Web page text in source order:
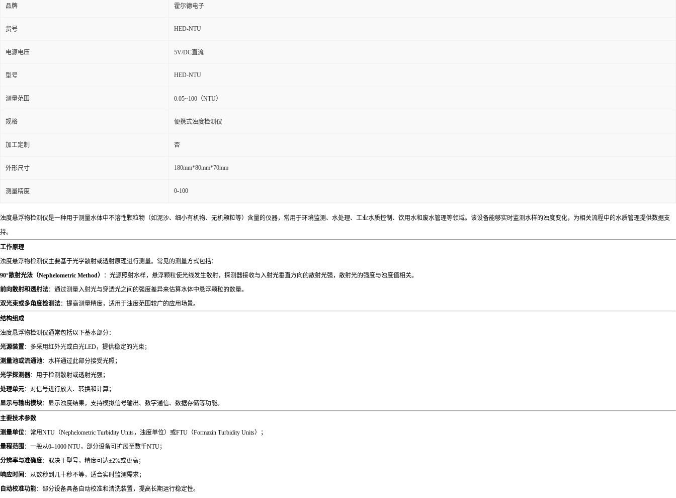
品牌 霍尔德电子
货号 HED-NTU
电源电压 5V/DC直流
型号 HED-NTU
测量范围 0.05~100（NTU）
规格 便携式浊度检测仪
加工定制 否
外形尺寸 180mm*80mm*70mm
测量精度 0-100
浊度悬浮物检测仪是一种用于测量水体中不溶性颗粒物（如泥沙、细小有机物、无机颗粒等）含量的仪器，常用于环境监测、水处理、工业水质控制、饮用水和废水管理等领域。该设备能够实时监测水样的浊度变化，为相关流程中的水质管理提供数据支
持。
工作原理
浊度悬浮物检测仪主要基于光学散射或透射原理进行测量。常见的测量方式包括：
90°散射光法（Nephelometric Method）
：光源照射水样，悬浮颗粒使光线发生散射，探测器接收与入射光垂直方向的散射光强，散射光的强度与浊度值相关。
前向散射和透射法：通过测量入射光与穿透光之间的强度差异来估算水体中悬浮颗粒的数量。
双光束或多角度检测法：提高测量精度，适用于浊度范围较广的应用场景。
结构组成
浊度悬浮物检测仪通常包括以下基本部分：
光源装置：多采用红外光或白光LED，提供稳定的光束；
测量池或流通池：水样通过此部分接受光照；
光学探测器：用于检测散射或透射光强；
处理单元：对信号进行放大、转换和计算；
显示与输出模块：显示浊度结果，支持模拟信号输出、数字通信、数据存储等功能。
主要技术参数
测量单位：常用NTU（Nephelometric Turbidity Units，浊度单位）或FTU（Formazin Turbidity Units）；
量程范围 ：一般从0–1000 NTU，部分设备可扩展至数千NTU；
分辨率与准确度：取决于型号，精度可达±2%或更高；
响应时间 ：从数秒到几十秒不等，适合实时监测需求；
自动校准功能：部分设备具备自动校准和清洗装置，提高长期运行稳定性。